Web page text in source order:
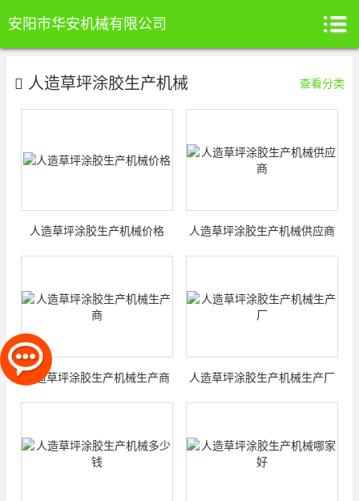
安阳市华安机械有限公司
人造草坪涂胶生产机械 查看分类
人造草坪涂胶生产机械价格 人造草坪涂胶生产机械供应商
人造草坪涂胶生产机械生产商 人造草坪涂胶生产机械生产厂